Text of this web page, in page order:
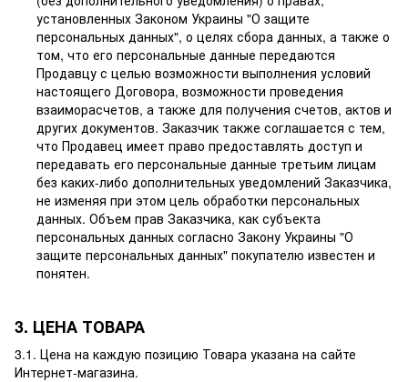
установленных Законом Украины "О защите
персональных данных", о целях сбора данных, а также о
том, что его персональные данные передаются
Продавцу с целью возможности выполнения условий
настоящего Договора, возможности проведения
взаиморасчетов, а также для получения счетов, актов и
других документов. Заказчик также соглашается с тем,
что Продавец имеет право предоставлять доступ и
передавать его персональные данные третьим лицам
без каких-либо дополнительных уведомлений Заказчика,
не изменяя при этом цель обработки персональных
данных. Объем прав Заказчика, как субъекта
персональных данных согласно Закону Украины "О
защите персональных данных" покупателю известен и
понятен.
3. ЦЕНА ТОВАРА
3.1. Цена на каждую позицию Товара указана на сайте
Интернет-магазина.